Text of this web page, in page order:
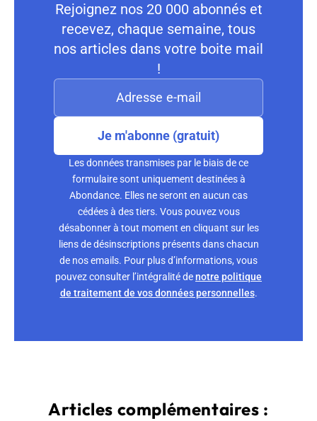
Rejoignez nos 20 000 abonnés et
recevez, chaque semaine, tous
nos articles dans votre boite mail
!
Je m'abonne (gratuit)
Les données transmises par le biais de ce
formulaire sont uniquement destinées à
Abondance. Elles ne seront en aucun cas
cédées à des tiers. Vous pouvez vous
désabonner à tout moment en cliquant sur les
liens de désinscriptions présents dans chacun
de nos emails. Pour plus d’informations, vous
pouvez consulter l’intégralité denotre politique
de traitement de vos données personnelles.
Articles complémentaires :